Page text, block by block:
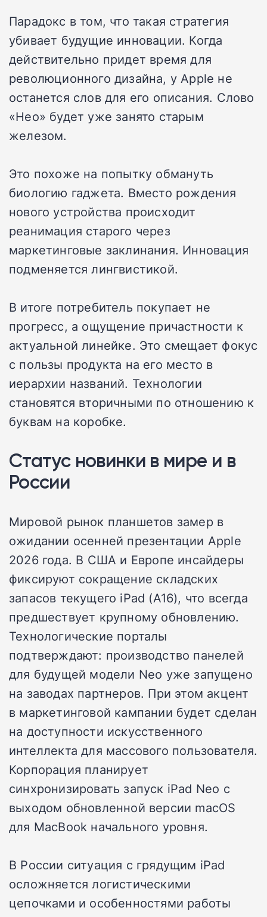
Парадокс в том, что такая стратегия
убивает будущие инновации. Когда
действительно придет время для
революционного дизайна, у Apple не
останется слов для его описания. Слово
«Нео» будет уже занято старым
железом.
Это похоже на попытку обмануть
биологию гаджета. Вместо рождения
нового устройства происходит
реанимация старого через
маркетинговые заклинания. Инновация
подменяется лингвистикой.
В итоге потребитель покупает не
прогресс, а ощущение причастности к
актуальной линейке. Это смещает фокус
с пользы продукта на его место в
иерархии названий. Технологии
становятся вторичными по отношению к
буквам на коробке.
Статус новинки в мире и в
России
Мировой рынок планшетов замер в
ожидании осенней презентации Apple
2026 года. В США и Европе инсайдеры
фиксируют сокращение складских
запасов текущего iPad (A16), что всегда
предшествует крупному обновлению.
Технологические порталы
подтверждают: производство панелей
для будущей модели Neo уже запущено
на заводах партнеров. При этом акцент
в маркетинговой кампании будет сделан
на доступности искусственного
интеллекта для массового пользователя.
Корпорация планирует
синхронизировать запуск iPad Neo с
выходом обновленной версии macOS
для MacBook начального уровня.
В России ситуация с грядущим iPad
осложняется логистическими
цепочками и особенностями работы